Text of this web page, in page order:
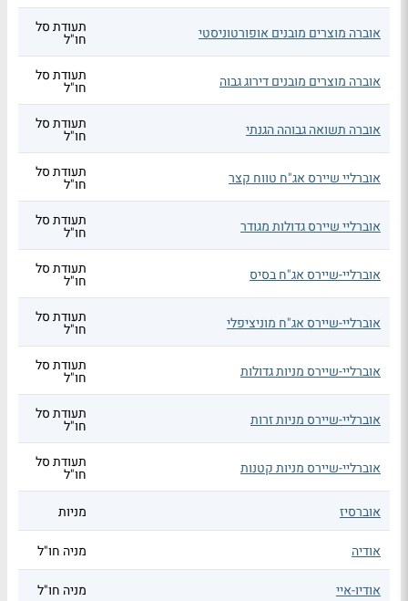
אוברה מוצרים מובנים אופורטוניסטי תעודת סל
חו"ל
אוברה מוצרים מובנים דירוג גבוה תעודת סל
חו"ל
אוברה תשואה גבוהה הגנתי תעודת סל
חו"ל
אוברליי שיירס אג"ח טווח קצר תעודת סל
חו"ל
אוברליי שיירס גדולות מגודר תעודת סל
חו"ל
אוברליי-שיירס אג"ח בסיס תעודת סל
חו"ל
אוברליי-שיירס אג"ח מוניציפלי תעודת סל
חו"ל
אוברליי-שיירס מניות גדולות תעודת סל
חו"ל
אוברליי-שיירס מניות זרות תעודת סל
חו"ל
אוברליי-שיירס מניות קטנות תעודת סל
חו"ל
אוברסיז
מניות
אודיה מניה חו"ל
אודיו-איי מניה חו"ל